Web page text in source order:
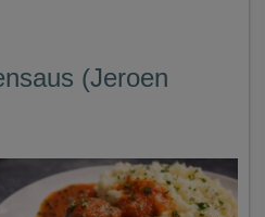
(Jeroen